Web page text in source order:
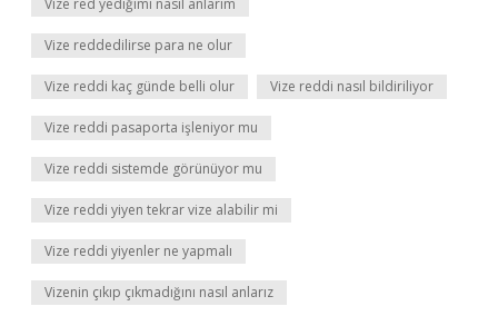
Vize red yediğimi nasıl anlarım
Vize reddedilirse para ne olur
Vize reddi kaç günde belli olur Vize reddi nasıl bildiriliyor
Vize reddi pasaporta işleniyor mu
Vize reddi sistemde görünüyor mu
Vize reddi yiyen tekrar vize alabilir mi
Vize reddi yiyenler ne yapmalı
Vizenin çıkıp çıkmadığını nasıl anlarız